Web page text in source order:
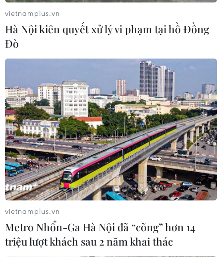
vietnamplus.vn
Hà Nội kiên quyết xử lý vi phạm tại hồ Đồng
Đò
vietnamplus.vn
Metro Nhổn-Ga Hà Nội đã “cõng” hơn 14
triệu lượt khách sau 2 năm khai thác